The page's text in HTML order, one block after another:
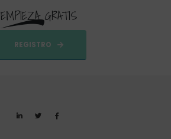
EMPIEZA GRATIS
REGISTRO